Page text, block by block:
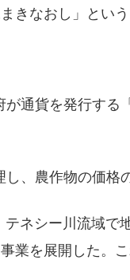
きなおし」という
通貨を発行する
、農作物の価格
ネシー川流域で
業を展開した。